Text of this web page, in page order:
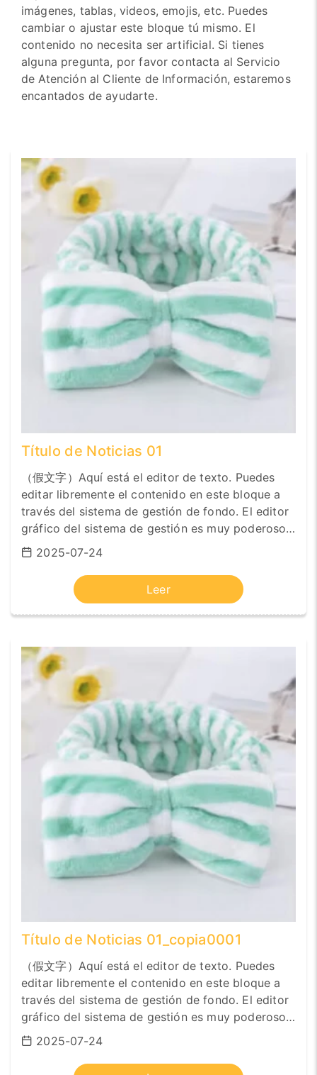
imágenes, tablas, videos, emojis, etc. Puedes
cambiar o ajustar este bloque tú mismo. El
contenido no necesita ser artificial. Si tienes
alguna pregunta, por favor contacta al Servicio
de Atención al Cliente de Información, estaremos
encantados de ayudarte.
Título de Noticias 01
（假文字）Aquí está el editor de texto. Puedes
editar libremente el contenido en este bloque a
través del sistema de gestión de fondo. El editor
gráfico del sistema de gestión es muy poderoso.
Puede hacer que el formato del texto sea negrita,
puedes cambiar la fuente, el tamaño de la fuente,
la altura de la línea, el diseño centrado, a la
izquierda o a la derecha, e insertar enlaces,
cambiar o ajustar este bloque tú mismo. El
contenido no necesita ser artificial. Si tienes
alguna pregunta, por favor contacta al Servicio
de Atención al Cliente, estaremos encantados de
2025-07-24
Leer
Título de Noticias 01_copia0001
（假文字）Aquí está el editor de texto. Puedes
editar libremente el contenido en este bloque a
través del sistema de gestión de fondo. El editor
gráfico del sistema de gestión es muy poderoso.
Puede hacer que el formato del texto sea negrita,
puedes cambiar la fuente, el tamaño de la fuente,
2025-07-24